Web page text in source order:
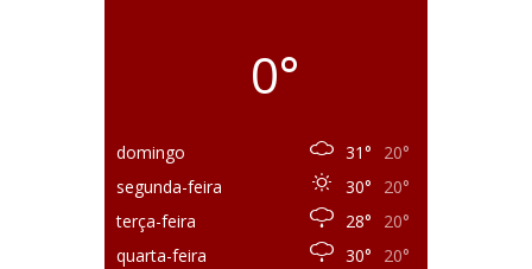
0°
domingo 31°
20°
segunda-feira
30°
20°
terça-feira
28°
20°
quarta-feira
30° 20°